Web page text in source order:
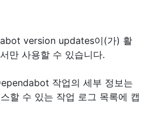
version updates이(가) 활
만 사용할 수 있습니다.
작업의 세부 정보는
할 수 있는 작업 로그 목록에 캡